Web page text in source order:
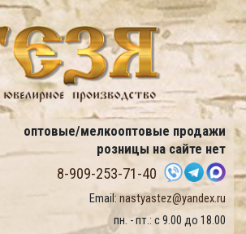
оптовые/мелкооптовые продажи
розницы на сайте нет
8-909-253-71-40
Email: nastyastez@yandex.ru
пн. - пт.: с 9.00 до 18.00
visibility